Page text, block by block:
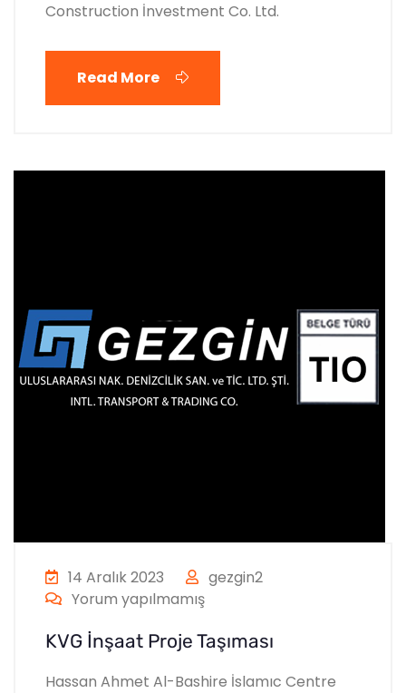
Construction İnvestment Co. Ltd.
Read More
14 Aralık 2023
gezgin2
Yorum yapılmamış
KVG İnşaat Proje Taşıması
Hassan Ahmet Al-Bashire İslamıc Centre